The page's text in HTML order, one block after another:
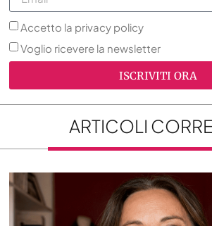
Accetto la privacy policy
Voglio ricevere la newsletter
ISCRIVITI ORA
ARTICOLI